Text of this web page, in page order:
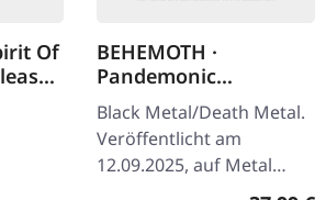
Of
BEHEMOTH ·
Pandemonic
Incantations |
CLEAR/BROWN
MARBLED 2LP
Black Metal/Death Metal.
Veröffentlicht am
12.09.2025, auf Metal